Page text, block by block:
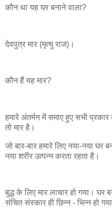
कौन था यह घर बनाने वाला?
देवपुत्र मार (मृत्यु राज)।
कौन हैं यह मार?
हमारे अंतर्मन में समाए हुए सभी
तो मार है।
जो बार-बार हमारे लिए नया-नया घर
नया शरीर उत्पन्न करता रहता है।
बुद्ध के लिए मार लाचार हो गया। घर
संचित संस्कार ही छिन्न - भिन्न हो